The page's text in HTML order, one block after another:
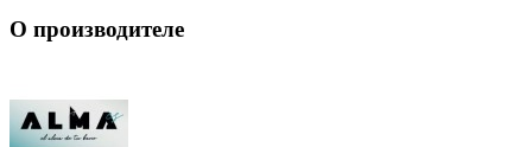
О производителе